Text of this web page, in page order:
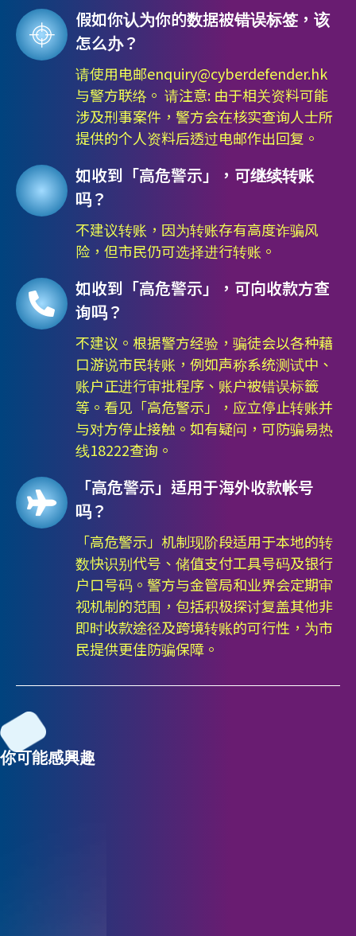
假如你认为你的数据被错误标签，该
怎么办？
请使用电邮enquiry@cyberdefender.hk
与警方联络。 请注意: 由于相关资料可能
涉及刑事案件，警方会在核实查询人士所
提供的个人资料后透过电邮作出回复。
如收到「高危警示」，可继续转账
吗？
不建议转账，因为转账存有高度诈骗风
险，但市民仍可选择进行转账。
如收到「高危警示」，可向收款方查
询吗？
不建议。根据警方经验，骗徒会以各种藉
口游说市民转账，例如声称系统测试中、
账户正进行审批程序、账户被错误标籤
等。看见「高危警示」，应立停止转账并
与对方停止接触。如有疑问，可防骗易热
线18222查询。
「高危警示」适用于海外收款帐号
吗？
「高危警示」机制现阶段适用于本地的转
数快识别代号、储值支付工具号码及银行
户口号码。警方与金管局和业界会定期审
视机制的范围，包括积极探讨复盖其他非
即时收款途径及跨境转账的可行性，为市
民提供更佳防骗保障。
你可能感興趣